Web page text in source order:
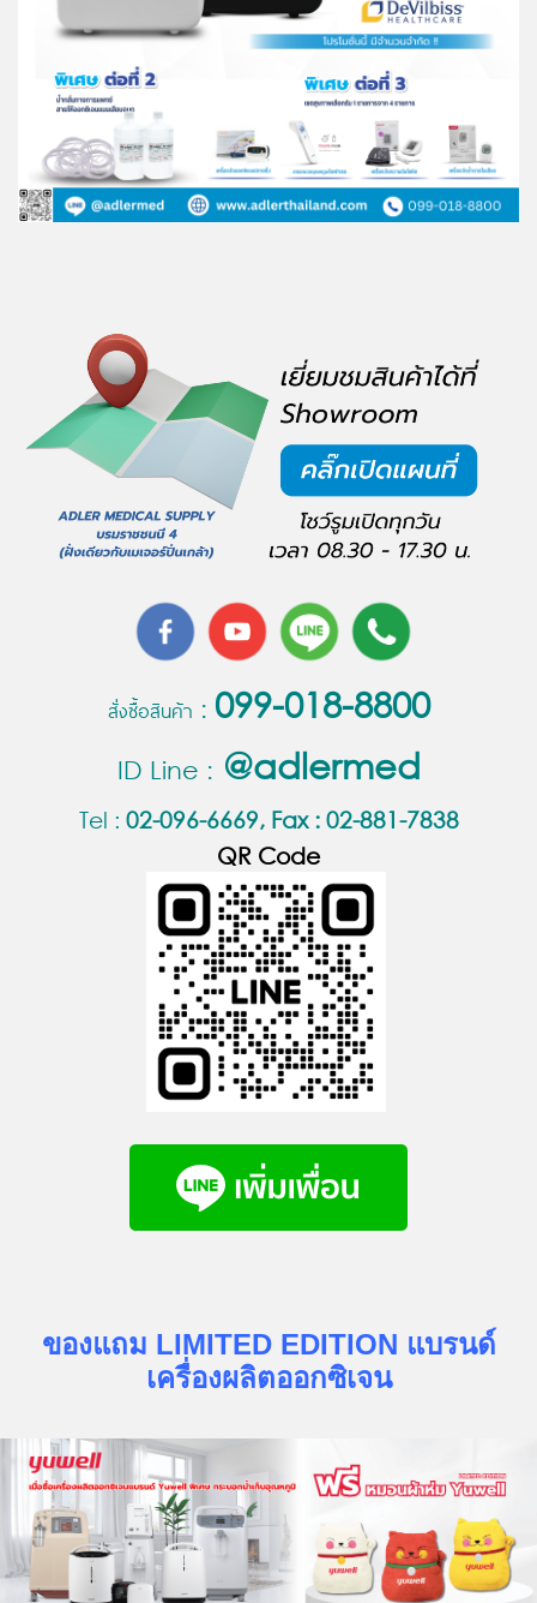
สั่งซื้อสินค้า : 099-018-8800
ID Line : @adlermed
Tel : 02-096-6669, Fax : 02-881-7838
QR Code
ของแถม LIMITED EDITION แบรนด์
เครื่องผลิตออกซิเจน